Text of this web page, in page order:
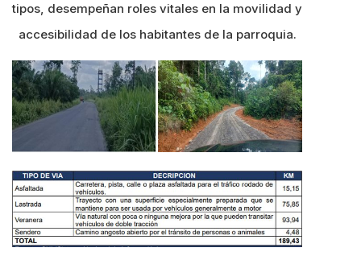
tipos, desempeñan roles vitales en la movilidad y
accesibilidad de los habitantes de la parroquia.